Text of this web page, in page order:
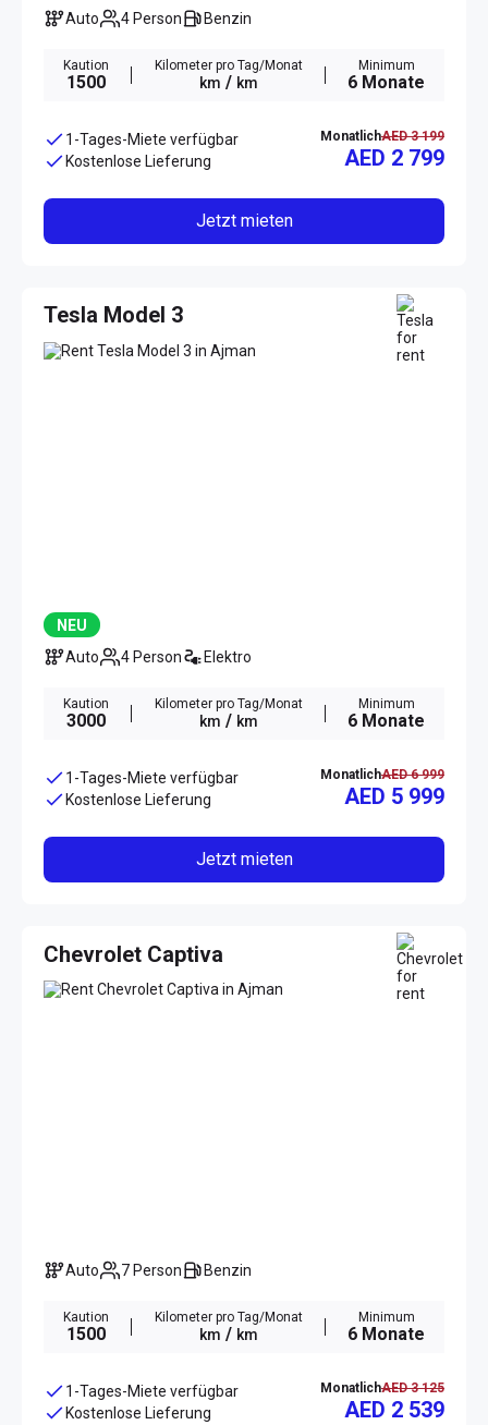
Auto 4 Person Benzin
Kaution
1500
Kilometer pro Tag/Monat
km / km
Minimum
6 Monate
1-Tages-Miete verfügbar
Kostenlose Lieferung
MonatlichAED 3 199
AED 2 799
Jetzt mieten
Tesla Model 3
NEU
Auto
4 Person Elektro
Kaution
3000
Kilometer pro Tag/Monat
km / km
Minimum
6 Monate
1-Tages-Miete verfügbar
Kostenlose Lieferung
MonatlichAED 6 999
AED 5 999
Jetzt mieten
Chevrolet Captiva
Auto 7 Person Benzin
Kaution
1500
Kilometer pro Tag/Monat
km / km
Minimum
6 Monate
1-Tages-Miete verfügbar
Kostenlose Lieferung
MonatlichAED 3 125
AED 2 539